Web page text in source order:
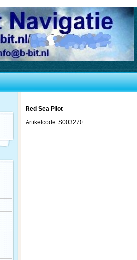
Red Sea Pilot
Artikelcode: S003270